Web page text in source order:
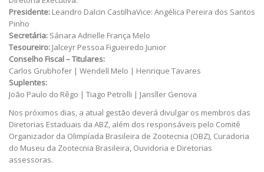
Presidente: Leandro Dalcin CastilhaVice: Angélica Pereira dos Santos
Pinho
Secretária: Sánara Adrielle França Melo
Tesoureiro: Jalceyr Pessoa Figueiredo Junior
Conselho Fiscal – Titulares:
Carlos Grubhofer | Wendell Melo | Henrique Tavares
Suplentes:
João Paulo do Rêgo | Tiago Petrolli | Jansller Genova
Nos próximos dias, a atual gestão deverá divulgar os membros das
Diretorias Estaduais da ABZ, além dos responsáveis pelo Comitê
Organizador da Olimpíada Brasileira de Zootecnia (OBZ), Curadoria
do Museu da Zootecnia Brasileira, Ouvidoria e Diretorias
assessoras.